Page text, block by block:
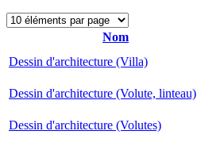
Nom
Dessin d'architecture (Villa)
Dessin d'architecture (Volute, linteau)
Dessin d'architecture (Volutes)